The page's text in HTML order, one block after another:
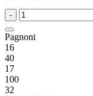
-
Pagnoni
16
40
17
100
32